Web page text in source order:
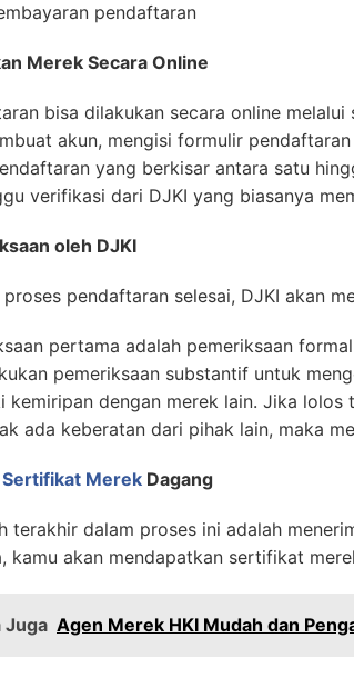
pendaftaran
Merek Secara Online
bisa dilakukan secara online
akun, mengisi formulir
yang berkisar antara satu
verifikasi dari DJKI yang biasanya
oleh DJKI
proses pendaftaran selesai, DJKI akan
pertama adalah pemeriksaan
pemeriksaan substantif untuk
kemiripan dengan merek lain. Jika lolos
ada keberatan dari pihak lain, maka
Sertifikat Merek Dagang
terakhir dalam proses ini adalah
kamu akan mendapatkan sertifikat
Juga Agen Merek HKI Mudah dan